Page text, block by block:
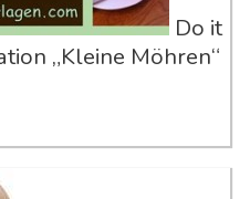
Do it
„Kleine Möhren“